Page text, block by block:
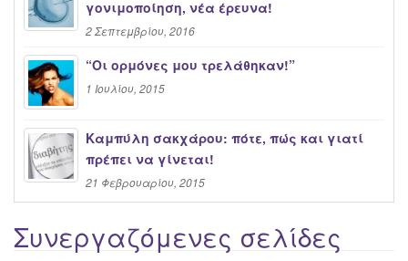
γονιμοποίηση, νέα έρευνα!
2 Σεπτεμβρίου, 2016
“Oι ορμόνες μου τρελάθηκαν!”
1 Ιουλίου, 2015
Καμπύλη σακχάρου: πότε, πώς και γιατί
πρέπει να γίνεται!
21 Φεβρουαρίου, 2015
Συνεργαζόμενες σελίδες